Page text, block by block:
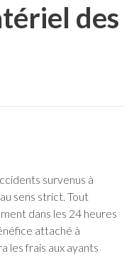
des
survenus à
sens strict. Tout
dans les 24 heures
attaché à
les frais aux ayants